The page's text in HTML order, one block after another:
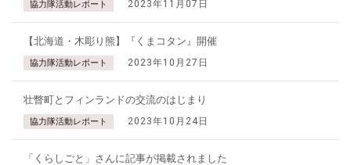
協力隊活動レポート 2023年11月07日
【北海道・木彫り熊】『くまコタン』開催
協力隊活動レポート 2023年10月27日
壮瞥町とフィンランドの交流のはじまり
協力隊活動レポート 2023年10月24日
「くらしごと」さんに記事が掲載されました